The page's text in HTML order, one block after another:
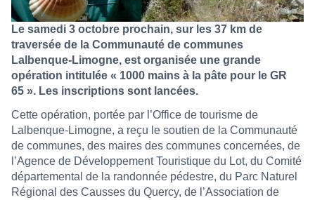
Le samedi 3 octobre prochain, sur les 37 km de
traversée de la Communauté de communes
Lalbenque-Limogne, est organisée une grande
opération intitulée « 1000 mains à la pâte pour le GR
65 ». Les inscriptions sont lancées.
Cette opération, portée par l’Office de tourisme de
Lalbenque-Limogne, a reçu le soutien de la Communauté
de communes, des maires des communes concernées, de
l’Agence de Développement Touristique du Lot, du Comité
départemental de la randonnée pédestre, du Parc Naturel
Régional des Causses du Quercy, de l’Association de